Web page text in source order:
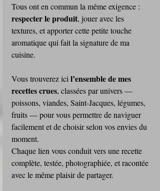
Tous ont en commun la même exigence :
respecter le produit, jouer avec les
textures, et apporter cette petite touche
aromatique qui fait la signature de ma
cuisine.
Vous trouverez ici l’ensemble de mes
recettes crues, classées par univers —
poissons, viandes, Saint‑Jacques, légumes,
fruits — pour vous permettre de naviguer
facilement et de choisir selon vos envies du
moment.
Chaque lien vous conduit vers une recette
complète, testée, photographiée, et racontée
avec le même plaisir de partager.